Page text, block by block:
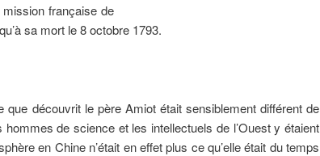
française de
sa mort le 8 octobre 1793.
que découvrit le père Amiot était sensiblement différent de
hommes de science et les intellectuels de l’Ouest y étaient
en Chine n’était en effet plus ce qu’elle était du temps